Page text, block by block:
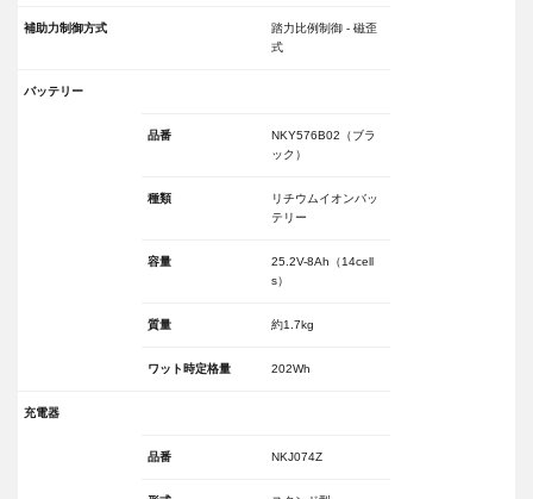
補助力制御方式
踏力比例制御 - 磁歪
式
バッテリー
品番
NKY576B02（ブラ
ック）
種類
リチウムイオンバッ
テリー
容量
25.2V-8Ah（14cell
s）
質量 約1.7kg
ワット時定格量 202Wh
充電器
品番 NKJ074Z